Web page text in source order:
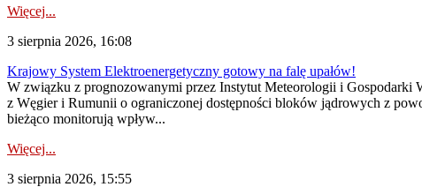
Więcej...
3 sierpnia 2026, 16:08
Krajowy System Elektroenergetyczny gotowy na falę upałów!
W związku z prognozowanymi przez Instytut Meteorologii i Gospodarki
z Węgier i Rumunii o ograniczonej dostępności bloków jądrowych z
bieżąco monitorują wpływ...
Więcej...
3 sierpnia 2026, 15:55